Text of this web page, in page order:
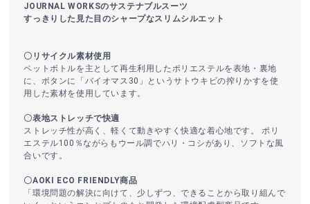
JOURNAL WORKSのサステナブルスーツ
すっきりした見た目のシャープなスリムシルエット
〇リサイクル素材使用
ペットボトルを主として再生利用したポリエステルを表地・裏地
に、ボタンに「バイオマス30」というサトウキビの搾りかすを使
用した素材を使用しています。
〇表地ストレッチで快適
ストレッチ性が高く、軽くて動きやすく快適な着心地です。 ポリ
エステル100％ながらもウール調でハリ・コシがあり、ソフトな風
合いです。
〇AOKI ECO FRIENDLY商品
「環境問題の解決に向けて、少しずつ、できることから取り組んで